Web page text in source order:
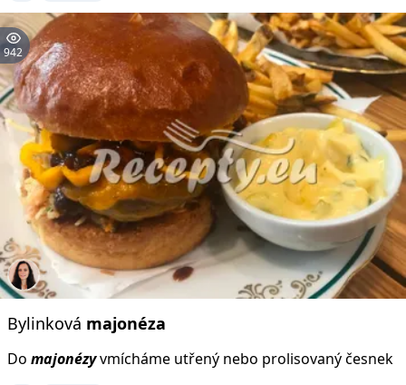
942
Bylinková majonéza
Do majonézyvmícháme utřený nebo prolisovaný česnek